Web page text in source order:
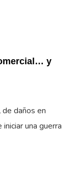
y
daños en
una guerra